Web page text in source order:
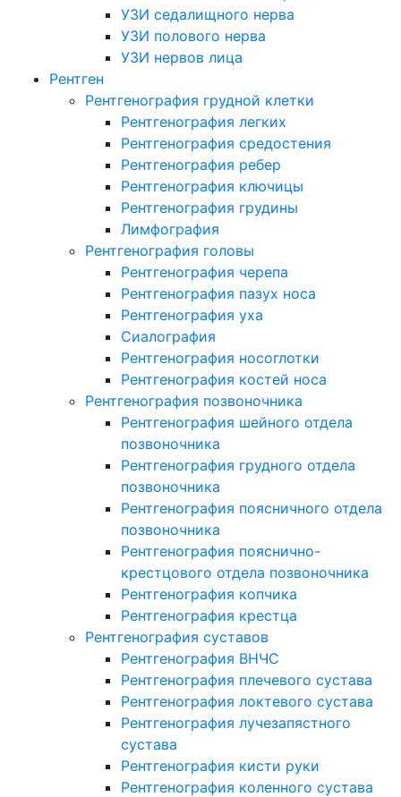
УЗИ седалищного нерва
УЗИ полового нерва
УЗИ нервов лица
Рентген
Рентгенография грудной клетки
Рентгенография легких
Рентгенография средостения
Рентгенография ребер
Рентгенография ключицы
Рентгенография грудины
Лимфография
Рентгенография головы
Рентгенография черепа
Рентгенография пазух носа
Рентгенография уха
Сиалография
Рентгенография носоглотки
Рентгенография костей носа
Рентгенография позвоночника
Рентгенография шейного отдела
позвоночника
Рентгенография грудного отдела
позвоночника
Рентгенография поясничного отдела
позвоночника
Рентгенография пояснично-
крестцового отдела позвоночника
Рентгенография копчика
Рентгенография крестца
Рентгенография суставов
Рентгенография ВНЧС
Рентгенография плечевого сустава
Рентгенография локтевого сустава
Рентгенография лучезапястного
сустава
Рентгенография кисти руки
Рентгенография коленного сустава